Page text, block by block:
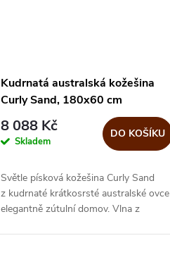
Kudrnatá australská kožešina
Curly Sand, 180x60 cm
8 088 Kč
Skladem
DO KOŠÍKU
Světle písková kožešina Curly Sand
z kudrnaté krátkosrsté australské ovce
elegantně zútulní domov. Vlna z